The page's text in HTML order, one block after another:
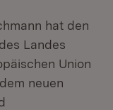
hat den
Landes
Union
neuen